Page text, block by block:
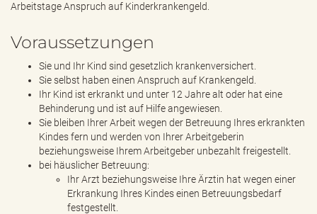
Arbeitstage Anspruch auf Kinderkrankengeld.
Voraussetzungen
Sie und Ihr Kind sind gesetzlich krankenversichert.
Sie selbst haben einen Anspruch auf Krankengeld.
Ihr Kind ist erkrankt und unter 12 Jahre alt oder hat eine
Behinderung und ist auf Hilfe angewiesen.
Sie bleiben Ihrer Arbeit wegen der Betreuung Ihres erkrankten
Kindes fern und werden von Ihrer Arbeitgeberin
beziehungsweise Ihrem Arbeitgeber unbezahlt freigestellt.
bei häuslicher Betreuung:
Ihr Arzt beziehungsweise Ihre Ärztin hat wegen einer
Erkrankung Ihres Kindes einen Betreuungsbedarf
festgestellt.